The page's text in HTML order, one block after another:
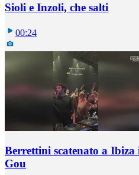
Sioli e Inzoli, che salti
00:24
Berrettini scatenato a Ibiza
Gou